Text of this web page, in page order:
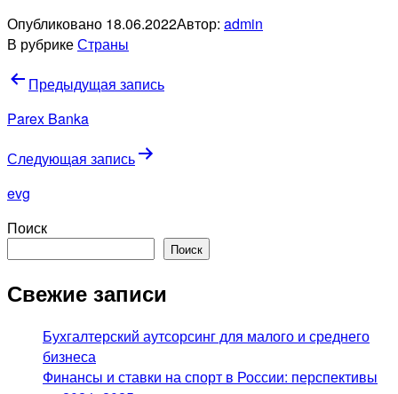
Опубликовано 18.06.2022Автор: admin
В рубрикеСтраны
Навигация
по
Предыдущая запись
Parex Banka
Следующая запись
evg
Поиск
Поиск
Свежие записи
Бухгалтерский аутсорсинг для малого и среднего
бизнеса
Финансы и ставки на спорт в России: перспективы